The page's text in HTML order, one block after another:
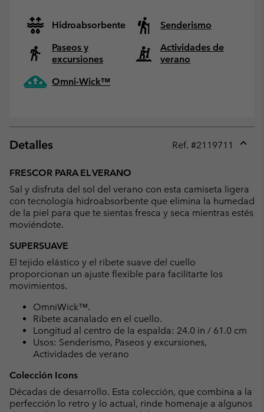
Hidroabsorbente
Senderismo
Paseos y
excursiones
Actividades de
verano
Omni-Wick™
Detalles Ref. #2119711
FRESCOR PARA EL VERANO
Sal y disfruta del sol del verano con esta camiseta ligera
con tecnología hidroabsorbente que elimina la humedad
de la piel para que te sientas fresca y seca mientras estés
moviéndote.
SUPERSUAVE
El tejido elástico y el ribete suave del cuello
proporcionan un ajuste flexible para facilitarte los
movimientos.
OmniWick™.
Ribete acanalado en el cuello.
Longitud al centro de la espalda: 24.0 in / 61.0 cm
Usos: Senderismo, Paseos y excursiones,
Actividades de verano
Colección Icons
Décadas de desarrollo. Esta colección, que combina a la
perfección lo retro y lo actual, rinde homenaje a algunos